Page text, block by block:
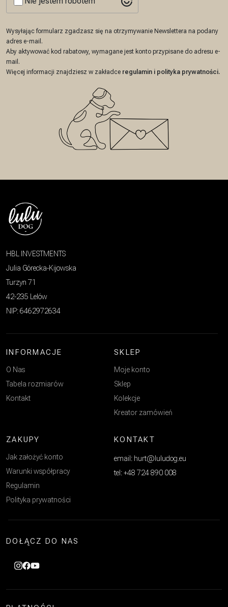
Wysyłając formularz zgadzasz się na otrzymywanie Newslettera na podany
adres e-mail.
Aby aktywować kod rabatowy, wymagane jest konto przypisane do adresu e-
mail.
Więcej informacji znajdziesz w zakładce regulamin i polityka prywatności.
HBL INVESTMENTS
Julia Górecka-Kijowska
Turzyn 71
42-235 Lelów
NIP: 6462972634
INFORMACJE
O Nas
Tabela rozmiarów
Kontakt
SKLEP
Moje konto
Sklep
Kolekcje
Kreator zamówień
ZAKUPY
Jak założyć konto
Warunki współpracy
Regulamin
Polityka prywatności
KONTAKT
email: hurt@luludog.eu
tel: +48 724 890 008
DOŁĄCZ DO NAS